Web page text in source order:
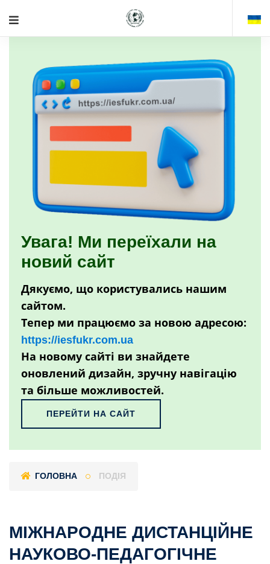
Увага! Ми переїхали на
новий сайт
Дякуємо, що користувались нашим
сайтом.
Тепер ми працюємо за новою адресою:
https://iesfukr.com.ua
На новому сайті ви знайдете
оновлений дизайн, зручну навігацію
та більше можливостей.
ПЕРЕЙТИ НА САЙТ
ГОЛОВНА ПОДІЯ
МІЖНАРОДНЕ ДИСТАНЦІЙНЕ
НАУКОВО-ПЕДАГОГІЧНЕ